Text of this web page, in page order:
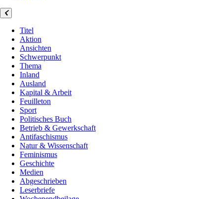
Titel
Aktion
Ansichten
Schwerpunkt
Thema
Inland
Ausland
Kapital & Arbeit
Feuilleton
Sport
Politisches Buch
Betrieb & Gewerkschaft
Antifaschismus
Natur & Wissenschaft
Feminismus
Geschichte
Medien
Abgeschrieben
Leserbriefe